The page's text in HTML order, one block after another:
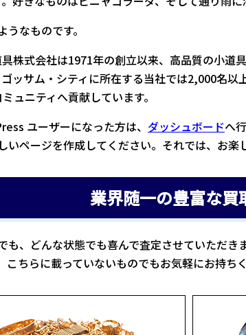
うなものです。
具株式会社は1971年の創立以来、高品質の小道
ゴッサム・シティに所在する当社では2,000名以
ュニティへ貢献しています。
ユーザーになった方は、 ダッシュボードへ
いページを作成してください。それでは、お楽
業界随一の豊富な買
も、どんな状態でも喜んで査定させていただき
こちらに載っていないものでもお気軽にお持ち